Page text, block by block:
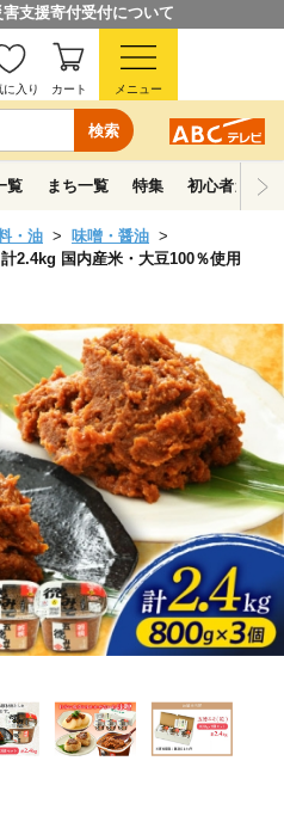
支援寄付受付について
検索
に入り カート メニュー
覧 まち一覧 特集 初心者ガイド
・油
味噌・醤油
2.4kg 国内産米・大豆100％使用